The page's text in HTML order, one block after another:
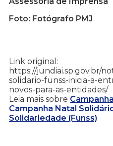
Foto: Fotógrafo PMJ
Link original:
https://jundiai.sp.gov.br/
solidario-funss-inicia-a-
novos-para-as-entidades/
Leia mais sobre
Campanha Natal
Solidariedade (Funss)